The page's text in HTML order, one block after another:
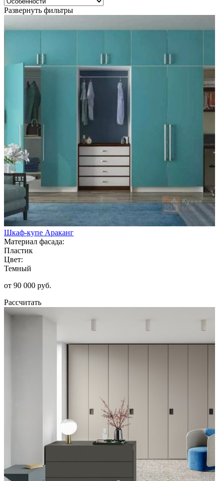
Развернуть фильтры
Шкаф-купе Араканг
Материал фасада:
Пластик
Цвет:
Темный
от 90 000 руб.
Рассчитать